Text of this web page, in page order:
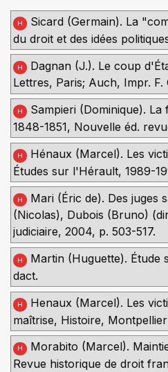
H
Sicard (Germain). La
du droit et des idées
H
Dagnan (J.). Le coup
Lettres, Paris; Auch, Impr.
H
Sampieri (Dominique).
1848-1851, Nouvelle éd.
H
Hénaux (Marcel). Les
Études sur l'Hérault, 1989-
H
Mari (Éric de). Des juges
(Nicolas), Dubois (Bruno)
judiciaire, 2004, p. 503-517.
H
Martin (Huguette). Étude
dact.
H
Henaux (Marcel). Les
maîtrise, Histoire,
H
Morabito (Marcel).
Revue historique de droit